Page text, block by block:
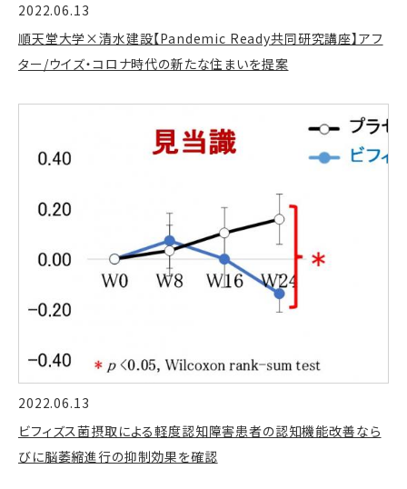
2022.06.13
順天堂大学×清水建設【Pandemic Ready共同研究講座】アフ
ター/ウイズ・コロナ時代の新たな住まいを提案
2022.06.13
ビフィズス菌摂取による軽度認知障害患者の認知機能改善なら
びに脳萎縮進行の抑制効果を確認